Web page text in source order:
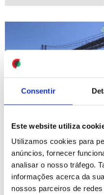
Consentir
Este website utiliza
Utilizamos cookies para
anúncios, fornecer
analisar o nosso tráfego.
informações acerca da
nossos parceiros de
Fertagus (editado)
ID: 47573686 Date: 06/08/2026 15:55